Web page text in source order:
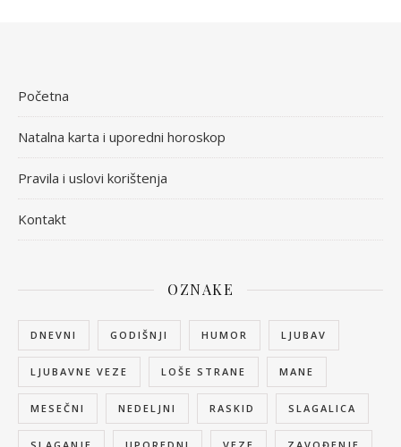
Početna
Natalna karta i uporedni horoskop
Pravila i uslovi korištenja
Kontakt
OZNAKE
DNEVNI GODIŠNJI HUMOR LJUBAV
LJUBAVNE VEZE LOŠE STRANE MANE
MESEČNI NEDELJNI RASKID SLAGALICA